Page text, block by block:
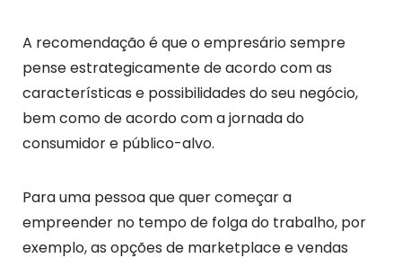
A recomendação é que o empresário sempre
pense estrategicamente de acordo com as
características e possibilidades do seu negócio,
bem como de acordo com a jornada do
consumidor e público-alvo.
Para uma pessoa que quer começar a
empreender no tempo de folga do trabalho, por
exemplo, as opções de marketplace e vendas